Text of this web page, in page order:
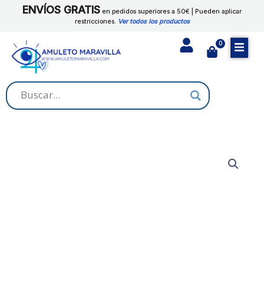
ENVÍOS GRATIS en pedidos superiores a 50€ | Pueden aplicar
restricciones. Ver todos los productos
0
Cart